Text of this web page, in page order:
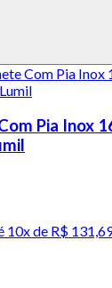
Pia Inox
10x de R$